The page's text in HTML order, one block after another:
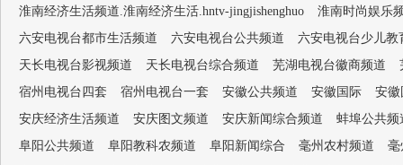
淮南经济生活频道.淮南经济生活.hntv-jingjishenghuo
淮南时尚娱乐
六安电视台都市生活频道
六安电视台公共频道
六安电视台少儿教
天长电视台影视频道
天长电视台综合频道 芜湖电视台徽商频道
宿州电视台四套
宿州电视台一套 安徽公共频道 安徽国际
安徽
安庆经济生活频道
安庆图文频道 安庆新闻综合频道
蚌埠公共频
阜阳公共频道
阜阳教科农频道 阜阳新闻综合 毫州农村频道
毫